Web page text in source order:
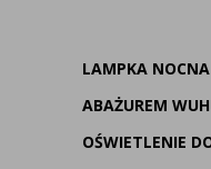
LAMPKA
ABAŻUREM
OŚWIETLENIE